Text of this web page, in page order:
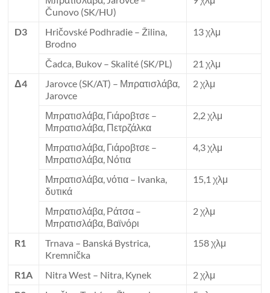
Čunovo (SK/HU)
D3
Hričovské Podhradie – Žilina,
Brodno
13 χλμ
Čadca, Bukov – Skalité (SK/PL)
21 χλμ
Δ4
Jarovce (SK/AT) – Μπρατισλάβα,
Jarovce
2 χλμ
Μπρατισλάβα, Γιάροβτσε –
Μπρατισλάβα, Πετρζάλκα
2,2 χλμ
Μπρατισλάβα, Γιάροβτσε –
Μπρατισλάβα, Νότια
4,3 χλμ
Μπρατισλάβα, νότια – Ivanka,
δυτικά
15,1 χλμ
Μπρατισλάβα, Ράτσα –
Μπρατισλάβα, Βαϊνόρι
2 χλμ
R1
Trnava – Banská Bystrica,
Kremnička
158 χλμ
R1A Nitra West – Nitra, Kynek
2 χλμ